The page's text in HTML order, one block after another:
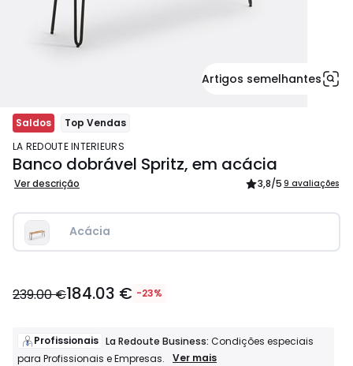
Artigos semelhantes
Saldos
Top Vendas
LA REDOUTE INTERIEURS
Banco dobrável Spritz, em acácia
Ver descrição 3,8/5 9 avaliações
Acácia
€
de
239.00
239.00 €184.03 € -23%
Profissionais La Redoute Business: Condições especiais
para Profissionais e Empresas.
Profissionais
Ver mais